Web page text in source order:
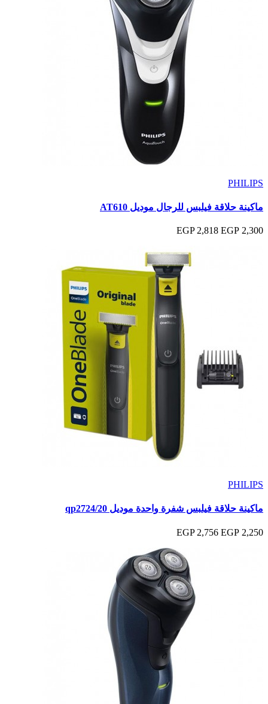
PHILIPS
ماكينة حلاقة فيلبس للرجال موديل AT610
2,300 EGP
2,818 EGP
PHILIPS
ماكينة حلاقة فيلبس شفرة واحدة موديل qp2724/20
2,250 EGP
2,756 EGP